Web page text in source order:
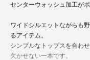
センターウォッシュ加工が
ワイドシルエットながらも
るアイテム。
シンプルなトップスを合わ
欠かせない一本です。